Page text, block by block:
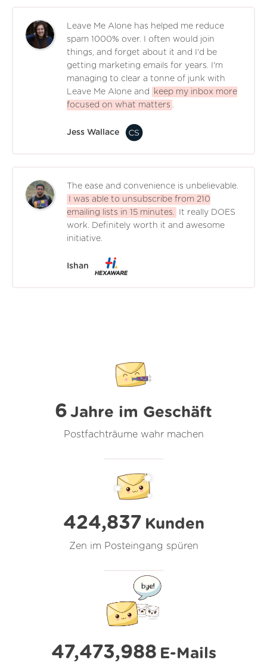
Leave Me Alone has helped me reduce
spam 1000% over. I often would join
things, and forget about it and I'd be
getting marketing emails for years. I'm
managing to clear a tonne of junk with
Leave Me Alone and
keep my inbox more
focused on what matters .
Jess Wallace
The ease and convenience is unbelievable.
I was able to unsubscribe from 210
emailing lists in 15 minutes.
It really DOES
work. Definitely worth it and awesome
initiative.
Ishan
6 Jahre im Geschäft
Postfachträume wahr machen
424,837 Kunden
Zen im Posteingang spüren
47,473,988 E-Mails